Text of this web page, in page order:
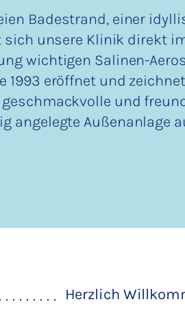
Badestrand, einer
sich unsere Klinik direkt
wichtigen Salinen-
1993 eröffnet und
und
angelegte Außenanlage
Herzlich